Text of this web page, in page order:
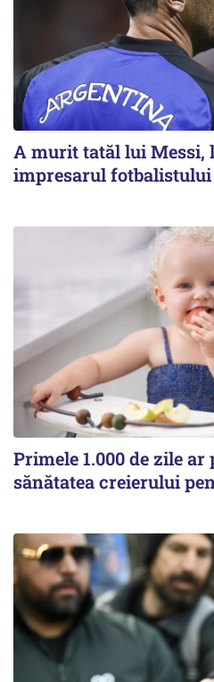
A murit tatăl lui Messi,
impresarul fotbalistului
Primele 1.000 de zile ar
sănătatea creierului